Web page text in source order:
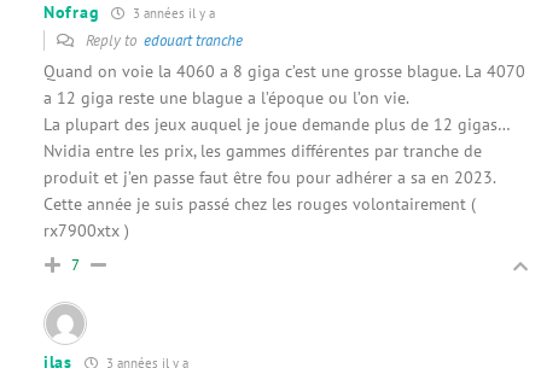
Nofrag 3 années il y a
Reply to edouart tranche
Quand on voie la 4060 a 8 giga c’est une grosse blague. La 4070
a 12 giga reste une blague a l’époque ou l’on vie.
La plupart des jeux auquel je joue demande plus de 12 gigas…
Nvidia entre les prix, les gammes différentes par tranche de
produit et j’en passe faut être fou pour adhérer a sa en 2023.
Cette année je suis passé chez les rouges volontairement (
rx7900xtx )
7
ilas 3 années il y a